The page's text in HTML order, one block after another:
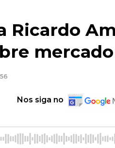
Ricardo
Nos siga no